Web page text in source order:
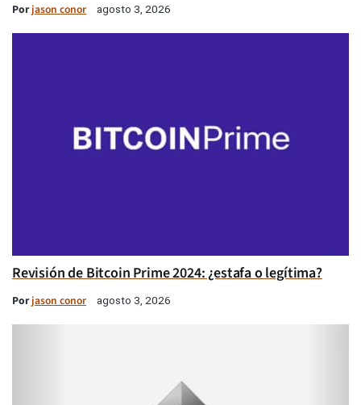
Porjason conor agosto 3, 2026
Revisión de Bitcoin Prime 2024: ¿estafa o legítima?
Porjason conor agosto 3, 2026